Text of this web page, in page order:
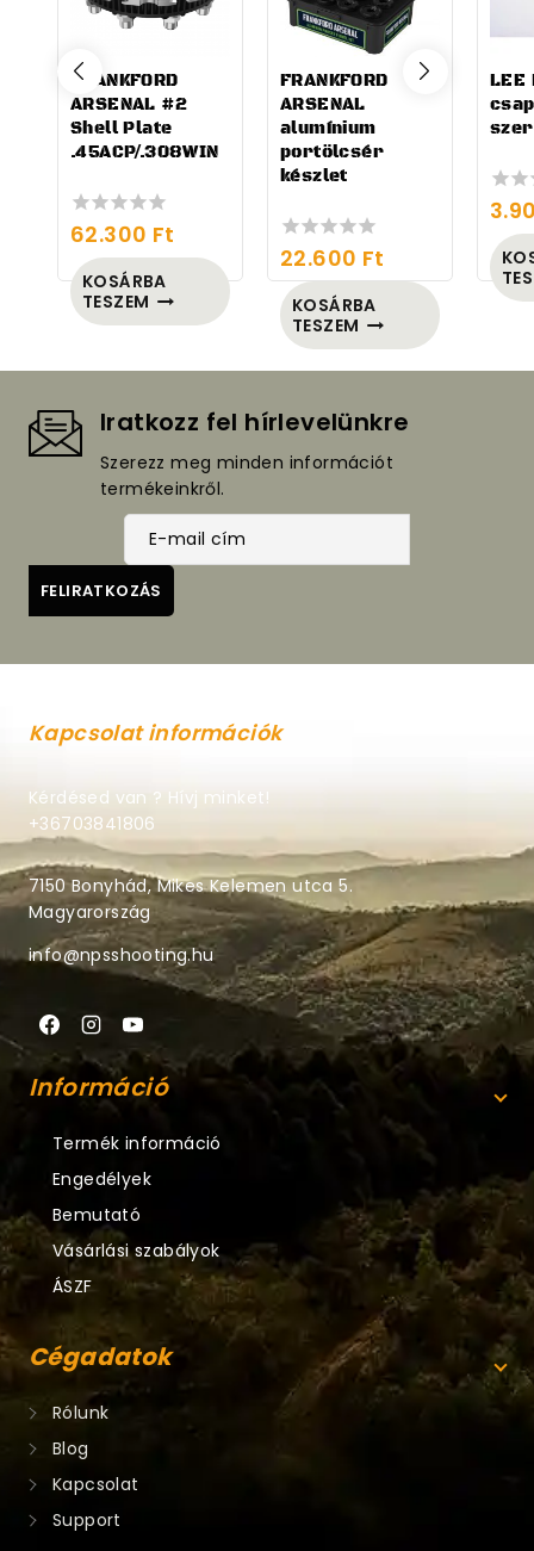
FRANKFORD
ARSENAL #2
Shell Plate
.45ACP/.308WIN
0
of
5
62.300 Ft
KOSÁRBA
TESZEM
FRANKFORD
ARSENAL
alumínium
portölcsér
készlet
0
out
of
5
22.600 Ft
KOSÁRBA
TESZEM
LEE
0
of
5
Iratkozz fel hírlevelünkre
Szerezz meg minden információt
termékeinkről.
Kapcsolat információk
Kérdésed van ? Hívj minket!
+36703841806
7150 Bonyhád, Mikes Kelemen utca 5.
Magyarország
info@npsshooting.hu
Információ
Termék információ
Engedélyek
Bemutató
Vásárlási szabályok
ÁSZF
Cégadatok
Rólunk
Blog
Kapcsolat
Support